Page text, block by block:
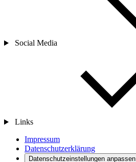
Social Media
Links
Impressum
Datenschutzerklärung
Datenschutzeinstellungen anpassen